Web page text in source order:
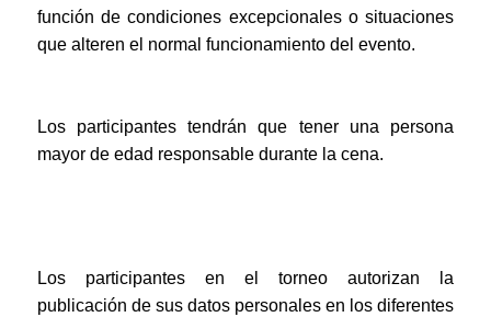
función de condiciones excepcionales o situaciones
que alteren el normal funcionamiento del evento.
Los participantes tendrán que tener una persona
mayor de edad responsable durante la cena.
Los participantes en el torneo autorizan la
publicación de sus datos personales en los diferentes